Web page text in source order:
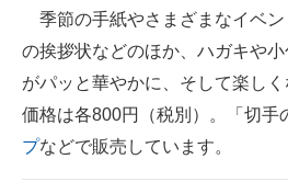
季節の手紙やさまざまなイベン
の挨拶状などのほか、ハガキや
がパッと華やかに、そして楽しく
価格は各800円（税別）。「切手
プなどで販売しています。